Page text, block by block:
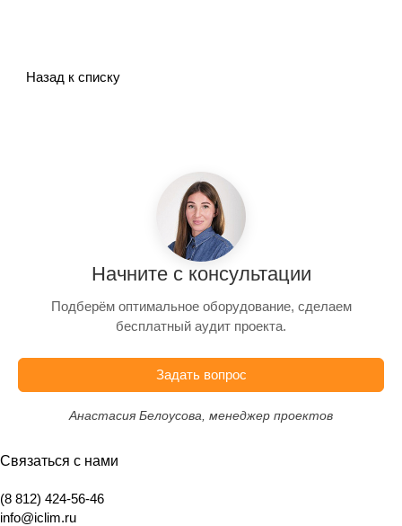
Назад к списку
Начните с консультации
Подберём оптимальное оборудование, сделаем
бесплатный аудит проекта.
Задать вопрос
Анастасия Белоусова, менеджер проектов
Связаться с нами
(8 812) 424-56-46
info@iclim.ru